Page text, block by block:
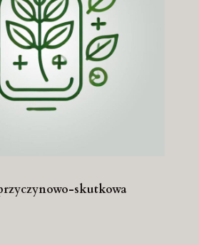
skutkowa